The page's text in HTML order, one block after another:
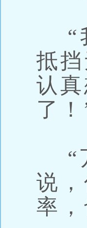
“
抵
认
了！
“
说
率